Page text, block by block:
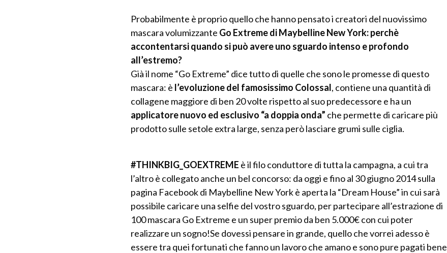
Probabilmente è proprio quello che hanno pensato i creatori del nuovissimo
mascara volumizzante Go Extreme di Maybelline New York: perchè
accontentarsi quando si può avere uno sguardo intenso e profondo
all’estremo?
Già il nome “Go Extreme” dice tutto di quelle che sono le promesse di questo
mascara: è l’evoluzione del famosissimo Colossal, contiene una quantità di
collagene maggiore di ben 20 volte rispetto al suo predecessore e ha un
applicatore nuovo ed esclusivo “a doppia onda” che permette di caricare più
prodotto sulle setole extra large, senza però lasciare grumi sulle ciglia.
#THINKBIG_GOEXTREME è il filo conduttore di tutta la campagna, a cui tra
l’altro è collegato anche un bel concorso: da oggi e fino al 30 giugno 2014 sulla
pagina Facebook di Maybelline New York è aperta la “Dream House” in cui sarà
possibile caricare una selfie del vostro sguardo, per partecipare all’estrazione di
100 mascara Go Extreme e un super premio da ben 5.000€ con cui poter
realizzare un sogno!Se dovessi pensare in grande, quello che vorrei adesso è
essere tra quei fortunati che fanno un lavoro che amano e sono pure pagati bene